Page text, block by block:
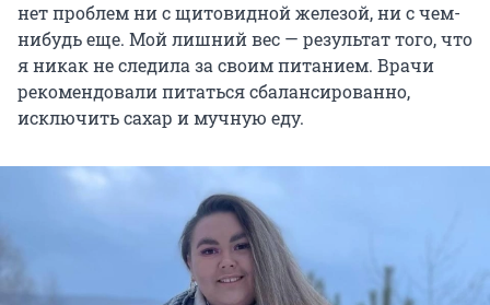
нет проблем ни с щитовидной железой, ни с чем-
нибудь еще. Мой лишний вес — результат того, что
я никак не следила за своим питанием. Врачи
рекомендовали питаться сбалансированно,
исключить сахар и мучную еду.